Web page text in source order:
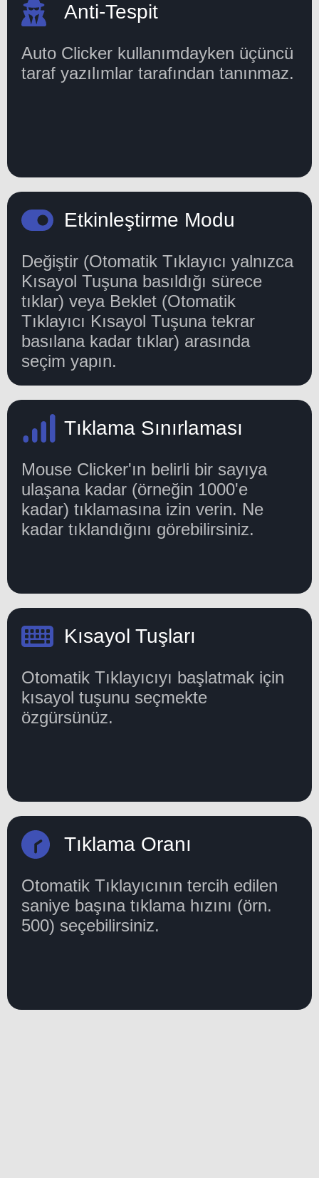
Anti-Tespit
Auto Clicker kullanımdayken üçüncü
taraf yazılımlar tarafından tanınmaz.
Etkinleştirme Modu
Değiştir (Otomatik Tıklayıcı yalnızca
Kısayol Tuşuna basıldığı sürece
tıklar) veya Beklet (Otomatik
Tıklayıcı Kısayol Tuşuna tekrar
basılana kadar tıklar) arasında
seçim yapın.
Tıklama Sınırlaması
Mouse Clicker'ın belirli bir sayıya
ulaşana kadar (örneğin 1000'e
kadar) tıklamasına izin verin. Ne
kadar tıklandığını görebilirsiniz.
Kısayol Tuşları
Otomatik Tıklayıcıyı başlatmak için
kısayol tuşunu seçmekte
özgürsünüz.
Tıklama Oranı
Otomatik Tıklayıcının tercih edilen
saniye başına tıklama hızını (örn.
500) seçebilirsiniz.